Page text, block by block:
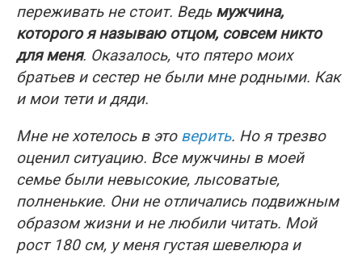
переживать не стоит. Ведь мужчина,
которого я называю отцом, совсем никто
для меня. Оказалось, что пятеро моих
братьев и сестер не были мне родными. Как
и мои тети и дяди.
Мне не хотелось в это верить. Но я трезво
оценил ситуацию. Все мужчины в моей
семье были невысокие, лысоватые,
полненькие. Они не отличались подвижным
образом жизни и не любили читать. Мой
рост 180 см, у меня густая шевелюра и